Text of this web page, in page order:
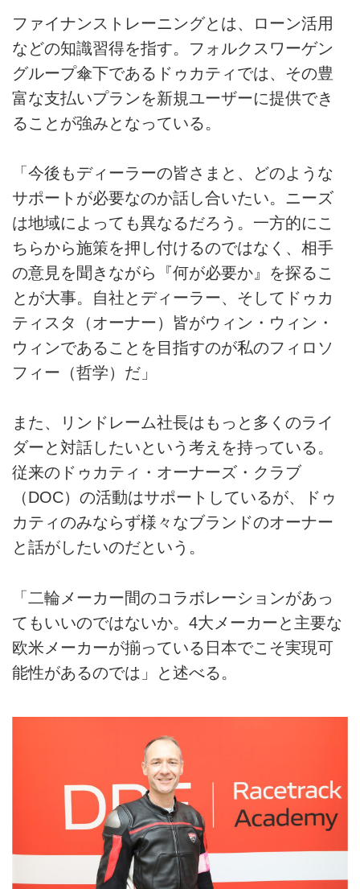
ファイナンストレーニングとは、ローン活用
などの知識習得を指す。フォルクスワーゲン
グループ傘下であるドゥカティでは、その豊
富な支払いプランを新規ユーザーに提供でき
ることが強みとなっている。
「今後もディーラーの皆さまと、どのような
サポートが必要なのか話し合いたい。ニーズ
は地域によっても異なるだろう。一方的にこ
ちらから施策を押し付けるのではなく、相手
の意見を聞きながら『何が必要か』を探るこ
とが大事。自社とディーラー、そしてドゥカ
ティスタ（オーナー）皆がウィン・ウィン・
ウィンであることを目指すのが私のフィロソ
フィー（哲学）だ」
また、リンドレーム社長はもっと多くのライ
ダーと対話したいという考えを持っている。
従来のドゥカティ・オーナーズ・クラブ
（DOC）の活動はサポートしているが、ドゥ
カティのみならず様々なブランドのオーナー
と話がしたいのだという。
「二輪メーカー間のコラボレーションがあっ
てもいいのではないか。4大メーカーと主要な
欧米メーカーが揃っている日本でこそ実現可
能性があるのでは」と述べる。